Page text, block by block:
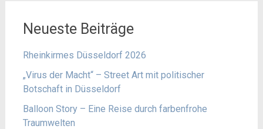
Neueste Beiträge
Rheinkirmes Düsseldorf 2026
„Virus der Macht“ – Street Art mit politischer
Botschaft in Düsseldorf
Balloon Story – Eine Reise durch farbenfrohe
Traumwelten